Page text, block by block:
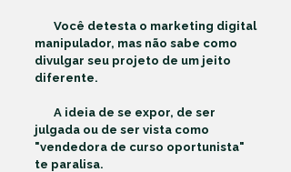
Você detesta o marketing digital
manipulador, mas não sabe como
divulgar seu projeto de um jeito
diferente.
A ideia de se expor, de ser
julgada ou de ser vista como
"vendedora de curso oportunista"
te paralisa.